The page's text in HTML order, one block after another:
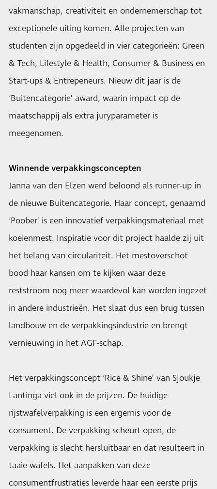
vakmanschap, creativiteit en ondernemerschap tot
exceptionele uiting komen. Alle projecten van
studenten zijn opgedeeld in vier categorieën: Green
& Tech, Lifestyle & Health, Consumer & Business en
Start-ups & Entrepeneurs. Nieuw dit jaar is de
‘Buitencategorie’ award, waarin impact op de
maatschappij als extra juryparameter is
meegenomen.
Winnende verpakkingsconcepten
Janna van den Elzen werd beloond als runner-up in
de nieuwe Buitencategorie. Haar concept, genaamd
‘Poober’ is een innovatief verpakkingsmateriaal met
koeienmest. Inspiratie voor dit project haalde zij uit
het belang van circulariteit. Het mestoverschot
bood haar kansen om te kijken waar deze
reststroom nog meer waardevol kan worden ingezet
in andere industrieën. Het slaat dus een brug tussen
landbouw en de verpakkingsindustrie en brengt
vernieuwing in het AGF-schap.
Het verpakkingsconcept ‘Rice & Shine’ van Sjoukje
Lantinga viel ook in de prijzen. De huidige
rijstwafelverpakking is een ergernis voor de
consument. De verpakking scheurt open, de
verpakking is slecht hersluitbaar en dat resulteert in
taaie wafels. Het aanpakken van deze
consumentfrustraties leverde haar een eerste prijs